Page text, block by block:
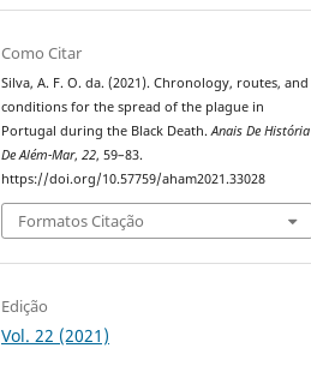
Como Citar
Silva, A. F. O. da. (2021). Chronology, routes, and
conditions for the spread of the plague in
Portugal during the Black Death.Anais De História
De Além-Mar,22, 59–83.
https://doi.org/10.57759/aham2021.33028
Formatos Citação
Edição
Vol. 22 (2021)